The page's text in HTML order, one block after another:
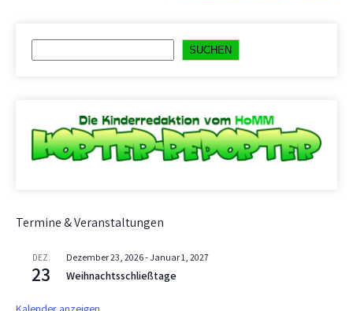
SUCHEN
Termine & Veranstaltungen
DEZ.
23
Dezember 23, 2026- Januar 1, 2027
Weihnachtsschließtage